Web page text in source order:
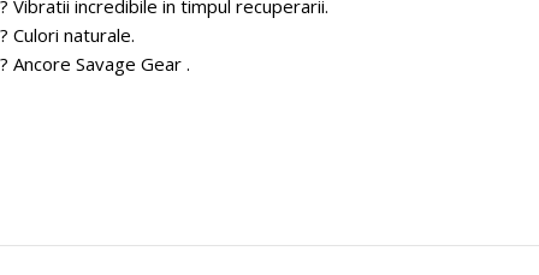
? Vibratii incredibile in timpul recuperarii.
? Culori naturale.
? Ancore Savage Gear .